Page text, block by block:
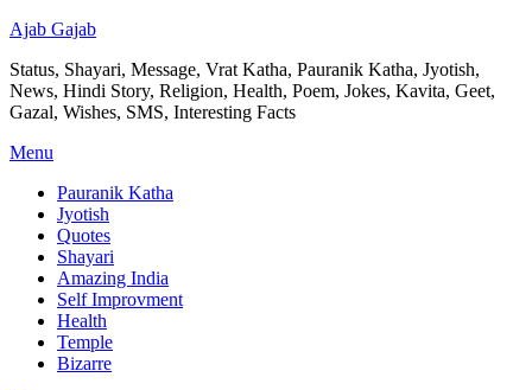
Ajab Gajab
Status, Shayari, Message, Vrat Katha, Pauranik Katha, Jyotish,
News, Hindi Story, Religion, Health, Poem, Jokes, Kavita, Geet,
Gazal, Wishes, SMS, Interesting Facts
Menu
Pauranik Katha
Jyotish
Quotes
Shayari
Amazing India
Self Improvment
Health
Temple
Bizarre